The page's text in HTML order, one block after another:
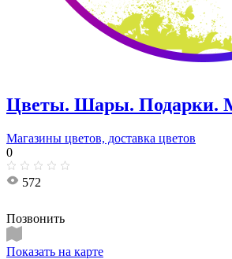
Цветы. Шары. Подарки.
Магазины цветов, доставка цветов
0
572
Позвонить
Показать на карте